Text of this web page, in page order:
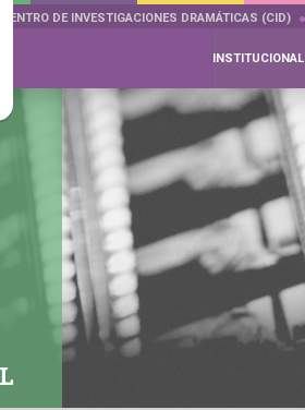
CENTRO DE INVESTIGACIONES DRAMÁTICAS (CID)
INSTITUCIONAL